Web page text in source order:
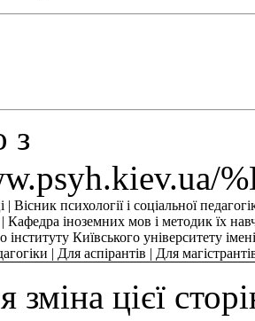
з
Вісник психології і соціальної
Кафедра іноземних мов і методик їх
інституту Київського університету
Для аспірантів Для
зміна цієї